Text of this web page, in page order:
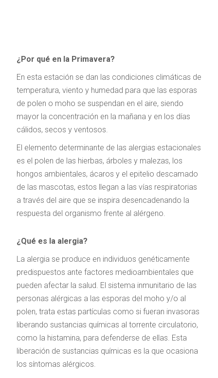
¿Por qué en la Primavera?
En esta estación se dan las condiciones climáticas de
temperatura, viento y humedad para que las esporas
de polen o moho se suspendan en el aire, siendo
mayor la concentración en la mañana y en los días
cálidos, secos y ventosos.
El elemento determinante de las alergias estacionales
es el polen de las hierbas, árboles y malezas, los
hongos ambientales, ácaros y el epitelio descamado
de las mascotas, estos llegan a las vías respiratorias
a través del aire que se inspira desencadenando la
respuesta del organismo frente al alérgeno.
¿Qué es la alergia?
La alergia se produce en individuos genéticamente
predispuestos ante factores medioambientales que
pueden afectar la salud. El sistema inmunitario de las
personas alérgicas a las esporas del moho y/o al
polen, trata estas partículas como si fueran invasoras
liberando sustancias químicas al torrente circulatorio,
como la histamina, para defenderse de ellas. Esta
liberación de sustancias químicas es la que ocasiona
los síntomas alérgicos.